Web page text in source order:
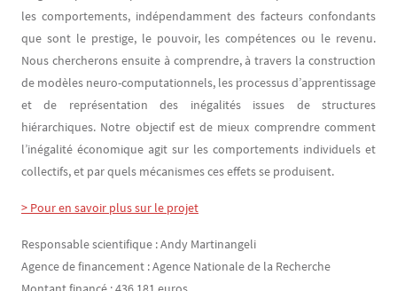
les comportements, indépendamment des facteurs confondants
que sont le prestige, le pouvoir, les compétences ou le revenu.
Nous chercherons ensuite à comprendre, à travers la construction
de modèles neuro-computationnels, les processus d’apprentissage
et de représentation des inégalités issues de structures
hiérarchiques. Notre objectif est de mieux comprendre comment
l’inégalité économique agit sur les comportements individuels et
collectifs, et par quels mécanismes ces effets se produisent.
> Pour en savoir plus sur le projet
Responsable scientifique : Andy Martinangeli
Agence de financement : Agence Nationale de la Recherche